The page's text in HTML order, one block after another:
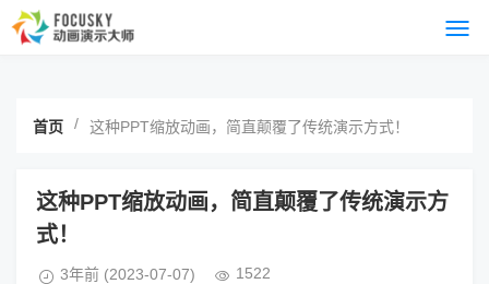
首页 / 这种PPT缩放动画，简直颠覆了传统演示方式！
这种PPT缩放动画，简直颠覆了传统演示方
式！
3年前 (2023-07-07) 1522